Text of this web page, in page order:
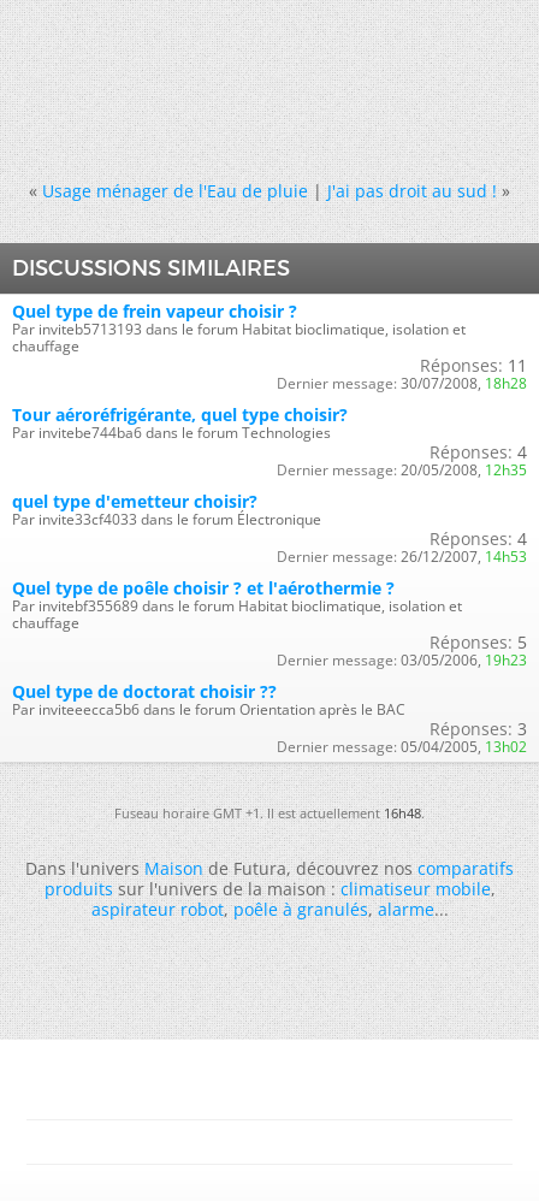
« Usage ménager de l'Eau de pluie|J'ai pas droit au sud ! »
DISCUSSIONS SIMILAIRES
Quel type de frein vapeur choisir ?
Par inviteb5713193 dans le forum Habitat bioclimatique, isolation et
chauffage
Réponses: 11
Dernier message: 30/07/2008, 18h28
Tour aéroréfrigérante, quel type choisir?
Par invitebe744ba6 dans le forum Technologies
Réponses: 4
Dernier message: 20/05/2008, 12h35
quel type d'emetteur choisir?
Par invite33cf4033 dans le forum Électronique
Réponses: 4
Dernier message: 26/12/2007, 14h53
Quel type de poêle choisir ? et l'aérothermie ?
Par invitebf355689 dans le forum Habitat bioclimatique, isolation et
chauffage
Réponses: 5
Dernier message: 03/05/2006, 19h23
Quel type de doctorat choisir ??
Par inviteeecca5b6 dans le forum Orientation après le BAC
Réponses: 3
Dernier message: 05/04/2005, 13h02
Fuseau horaire GMT +1. Il est actuellement 16h48.
Dans l'universMaisonde Futura, découvrez noscomparatifs
produitssur l'univers de la maison :climatiseur mobile,
aspirateur robot,poêle à granulés,alarme...